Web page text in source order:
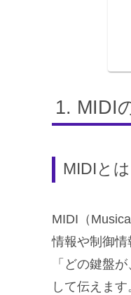
MIDI
MIDIとは
MIDI（
情報や制御情
「どの鍵盤
して伝えま